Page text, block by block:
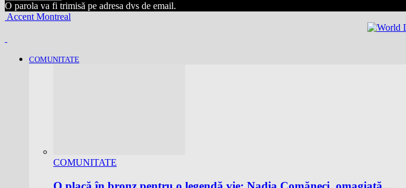
O parola va fi trimisă pe adresa dvs de email.
Accent Montreal
COMUNITATE
COMUNITATE